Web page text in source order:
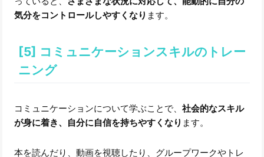
気分をコントロールしやすくなり ます。
[5] コミュニケーションスキルのトレー
ニング
コミュニケーションについて学ぶことで、社会的なスキル
が身に着き、自分に自信を持ちやすくなり ます。
本を読んだり、動画を視聴したり、グループワークやトレ